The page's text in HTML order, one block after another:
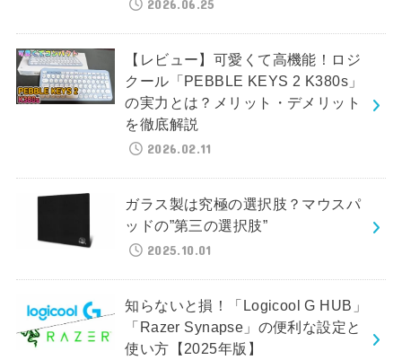
2026.06.25
【レビュー】可愛くて高機能！ロジ
クール「PEBBLE KEYS 2 K380s」
の実力とは？メリット・デメリット
を徹底解説
2026.02.11
ガラス製は究極の選択肢？マウスパ
ッドの”第三の選択肢”
2025.10.01
知らないと損！「Logicool G HUB」
「Razer Synapse」の便利な設定と
使い方【2025年版】